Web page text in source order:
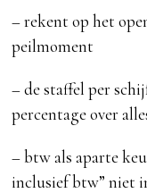
– rekent op het
peilmoment
– de staffel per
percentage over
– btw als aparte
inclusief btw” niet